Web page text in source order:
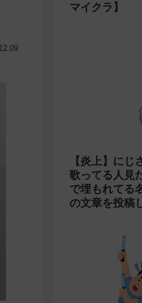
マイクラ】
【炎上】に
歌ってる人見
で埋もれてる
の文章を投稿